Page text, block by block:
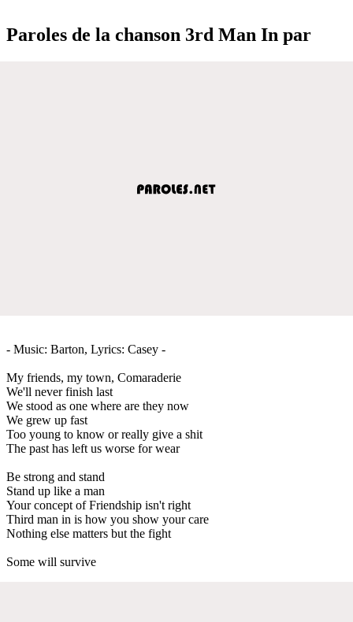
Paroles de la chanson 3rd Man In par
- Music: Barton, Lyrics: Casey -
My friends, my town, Comaraderie
We'll never finish last
We stood as one where are they now
We grew up fast
Too young to know or really give a shit
The past has left us worse for wear
Be strong and stand
Stand up like a man
Your concept of Friendship isn't right
Third man in is how you show your care
Nothing else matters but the fight
Some will survive